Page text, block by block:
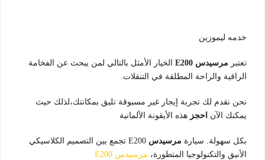
خدمه ليموزين
تعتبر مرسيدس E200
الخيار الأمثل بالتالي لمن يبحث عن الفخامة
الراقية والراحة المطلقة في التنقلات.
نحن نقدم لك تجربة إيجار غير مسبوقة تليق بمكانتك،لذلك حيث
يمكنك الآن احجز هذه الأيقونة الألمانية
بكل سهولة. سيارة مرسيدس
E200 تجمع بين التصميم الكلاسيكي
الأنيق والتكنولوجيا المتطورة، مرسيدس E200